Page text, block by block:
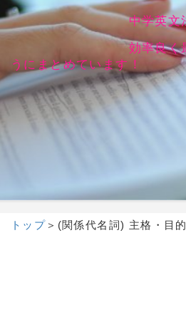
中学英文法のポ
効率良く最短で
うにまとめています！
トップ＞ (関係代名詞) 主格・目